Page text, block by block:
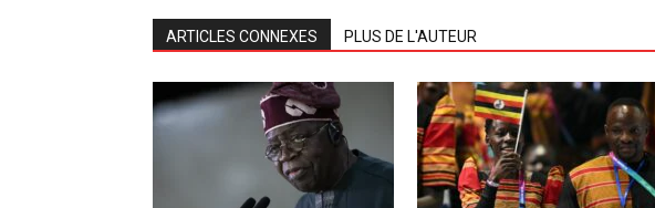
ARTICLES CONNEXES PLUS DE L'AUTEUR